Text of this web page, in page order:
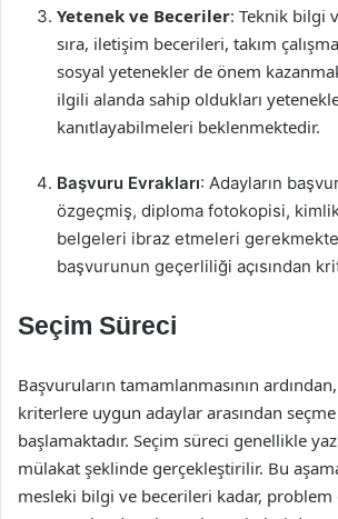
Yetenek ve Beceriler: Teknik bilgi
sıra, iletişim becerileri, takım
sosyal yetenekler de önem
ilgili alanda sahip oldukları
kanıtlayabilmeleri beklenmektedir.
Başvuru Evrakları: Adayların
özgeçmiş, diploma fotokopisi,
belgeleri ibraz etmeleri
başvurunun geçerliliği açısından
Seçim Süreci
Başvuruların tamamlanmasının
kriterlere uygun adaylar arasından
başlamaktadır. Seçim süreci genellikle
mülakat şeklinde gerçekleştirilir. Bu
mesleki bilgi ve becerileri kadar, problem